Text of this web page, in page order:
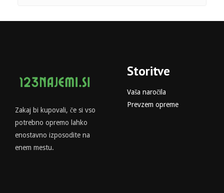
Zakaj bi kupovali, če si vso
potrebno opremo lahko
enostavno izposodite na
enem mestu.
Storitve
Vaša naročila
Prevzem opreme